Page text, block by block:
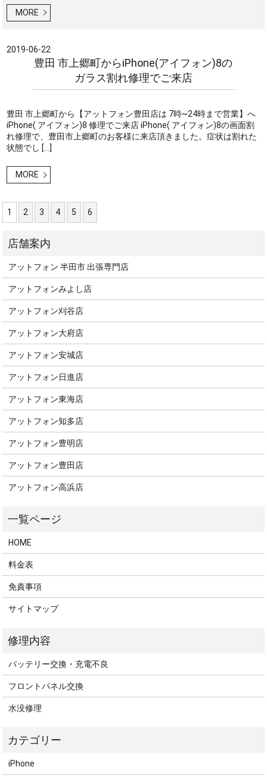
MORE
2019-06-22
豊田 市上郷町からiPhone(アイフォン)8の
ガラス割れ修理でご来店
豊田 市上郷町から【アットフォン豊田店は 7時~24時まで営業】へ
iPhone( アイフォン)8 修理でご来店 iPhone( アイフォン)8の画面割
れ修理で、豊田市上郷町のお客様に来店頂きました。症状は割れた
状態でし […]
MORE
1 2 3 4 5 6
アットフォン 半田市 出張専門店
アットフォンみよし店
アットフォン刈谷店
アットフォン大府店
アットフォン安城店
アットフォン日進店
アットフォン東海店
アットフォン知多店
アットフォン豊明店
アットフォン豊田店
アットフォン高浜店
HOME
料金表
免責事項
サイトマップ
バッテリー交換・充電不良
フロントパネル交換
水没修理
iPhone